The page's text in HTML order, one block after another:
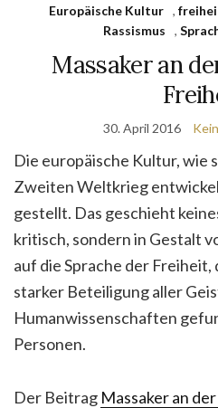
Europäische Kultur ,
Rassismus
,
Massaker an
30. April 2016
Die europäische Kultur, wie
Zweiten Weltkrieg
gestellt. Das geschieht
kritisch, sondern in Gestalt
auf die Sprache der
starker Beteiligung aller
Humanwissenschaften
Personen.
Der Beitrag Massaker an